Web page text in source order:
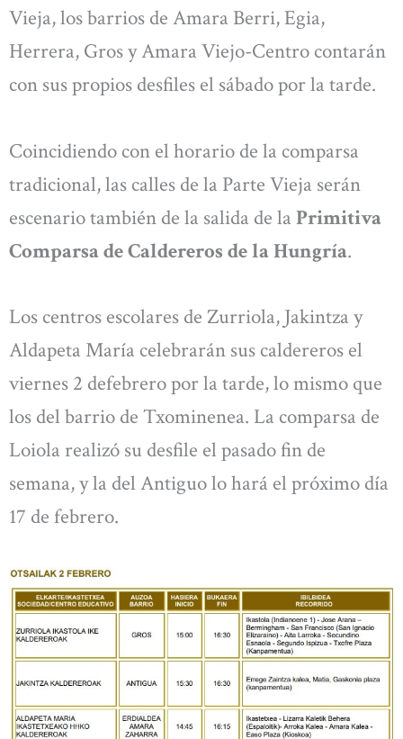
Vieja, los barrios de Amara Berri, Egia,
Herrera, Gros y Amara Viejo-Centro contarán
con sus propios desfiles el sábado por la tarde.
Coincidiendo con el horario de la comparsa
tradicional, las calles de la Parte Vieja serán
escenario también de la salida de la Primitiva
Comparsa de Caldereros dela Hungría.
Los centros escolares de Zurriola, Jakintza y
Aldapeta María celebrarán sus caldereros el
viernes 2 defebrero por la tarde, lo mismo que
los del barrio de Txominenea. La comparsa de
Loiola realizó su desfile el pasado fin de
semana, y la del Antiguo lo hará el próximo día
17 de febrero.